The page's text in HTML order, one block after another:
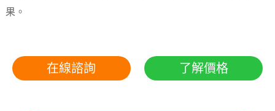
果。
在線諮詢 了解價格